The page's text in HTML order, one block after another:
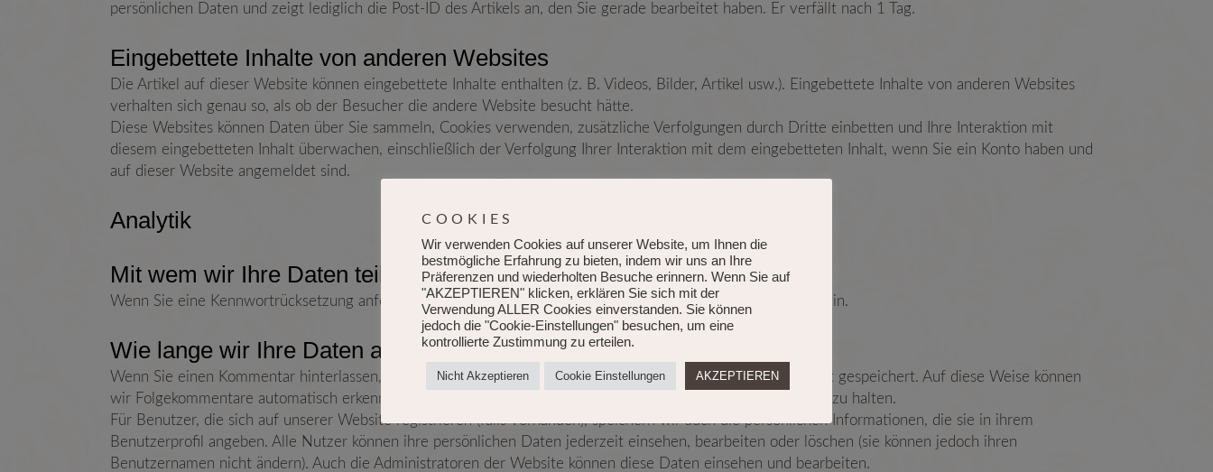
persönlichen Daten und zeigt lediglich die Post-ID des Artikels an, den Sie gerade bearbeitet haben. Er verfällt nach 1 Tag.
Eingebettete Inhalte von anderen Websites
Die Artikel auf dieser Website können eingebettete Inhalte enthalten (z. B. Videos, Bilder, Artikel usw.). Eingebettete Inhalte von anderen Websites
verhalten sich genau so, als ob der Besucher die andere Website besucht hätte.
Diese Websites können Daten über Sie sammeln, Cookies verwenden, zusätzliche Verfolgungen durch Dritte einbetten und Ihre Interaktion mit
diesem eingebetteten Inhalt überwachen, einschließlich der Verfolgung Ihrer Interaktion mit dem eingebetteten Inhalt, wenn Sie ein Konto haben und
auf dieser Website angemeldet sind.
Analytik
Mit wem wir Ihre Daten teilen
Wenn Sie eine Kennwortrücksetzung anfordern, wird Ihre IP-Adresse in der Rücksetzungs-E-Mail enthalten sein.
Wie lange wir Ihre Daten aufbewahren
Wenn Sie einen Kommentar hinterlassen, werden der Kommentar und seine Metadaten auf unbestimmte Zeit gespeichert. Auf diese Weise können
wir Folgekommentare automatisch erkennen und genehmigen, anstatt sie in einer Moderationswarteschlange zu halten.
Für Benutzer, die sich auf unserer Website registrieren (falls vorhanden), speichern wir auch die persönlichen Informationen, die sie in ihrem
Benutzerprofil angeben. Alle Nutzer können ihre persönlichen Daten jederzeit einsehen, bearbeiten oder löschen (sie können jedoch ihren
Benutzernamen nicht ändern). Auch die Administratoren der Website können diese Daten einsehen und bearbeiten.
COOKIES
Wir verwenden Cookies auf unserer Website, um Ihnen die
bestmögliche Erfahrung zu bieten, indem wir uns an Ihre
Präferenzen und wiederholten Besuche erinnern. Wenn Sie auf
"AKZEPTIEREN" klicken, erklären Sie sich mit der
Verwendung ALLER Cookies einverstanden. Sie können
jedoch die "Cookie-Einstellungen" besuchen, um eine
kontrollierte Zustimmung zu erteilen.
Nicht Akzeptieren Cookie Einstellungen AKZEPTIEREN